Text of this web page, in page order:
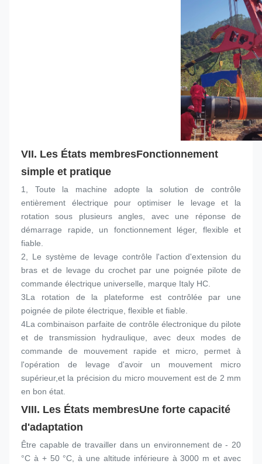
VII. Les États membresFonctionnement
simple et pratique
1, Toute la machine adopte la solution de contrôle
entièrement électrique pour optimiser le levage et la
rotation sous plusieurs angles, avec une réponse de
démarrage rapide, un fonctionnement léger, flexible et
fiable.
2, Le système de levage contrôle l'action d'extension du
bras et de levage du crochet par une poignée pilote de
commande électrique universelle, marque Italy HC.
3La rotation de la plateforme est contrôlée par une
poignée de pilote électrique, flexible et fiable.
4La combinaison parfaite de contrôle électronique du pilote
et de transmission hydraulique, avec deux modes de
commande de mouvement rapide et micro, permet à
l'opération de levage d'avoir un mouvement micro
supérieur,et la précision du micro mouvement est de 2 mm
en bon état.
VIII. Les États membresUne forte capacité
d'adaptation
Être capable de travailler dans un environnement de - 20
°C à + 50 °C, à une altitude inférieure à 3000 m et avec